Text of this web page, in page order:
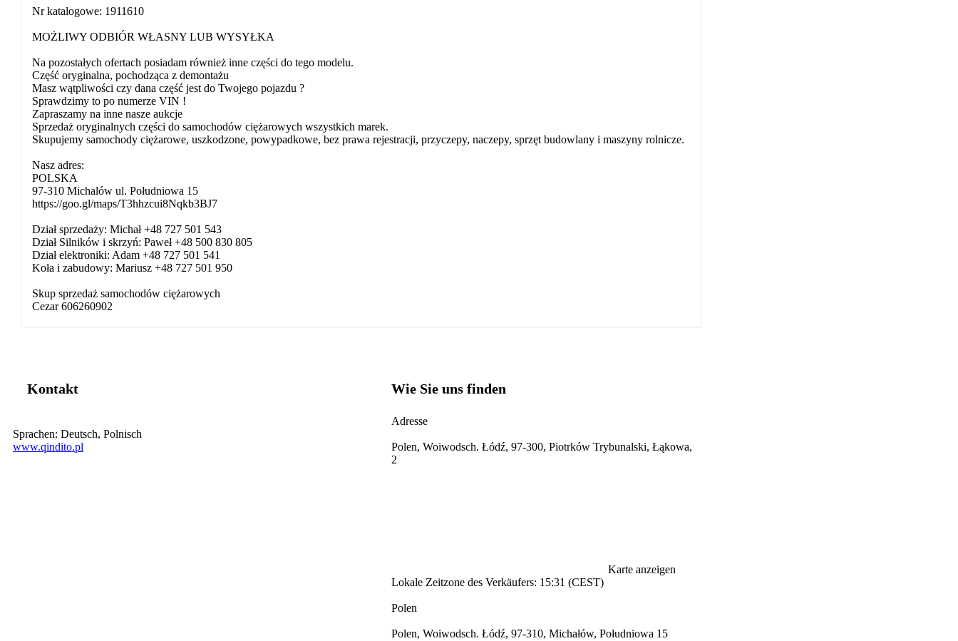
Nr katalogowe: 1911610
MOŻLIWY ODBIÓR WŁASNY LUB WYSYŁKA
Na pozostałych ofertach posiadam również inne części do tego modelu.
Część oryginalna, pochodząca z demontażu
Masz wątpliwości czy dana część jest do Twojego pojazdu ?
Sprawdzimy to po numerze VIN !
Zapraszamy na inne nasze aukcje
Sprzedaż oryginalnych części do samochodów ciężarowych wszystkich marek.
Skupujemy samochody ciężarowe, uszkodzone, powypadkowe, bez prawa rejestracji, przyczepy, naczepy, sprzęt budowlany i maszyny rolnicze.
Nasz adres:
POLSKA
97-310 Michalów ul. Południowa 15
https://goo.gl/maps/T3hhzcui8Nqkb3BJ7
Dział sprzedaży: Michał +48 727 501 543
Dział Silników i skrzyń: Paweł +48 500 830 805
Dział elektroniki: Adam +48 727 501 541
Koła i zabudowy: Mariusz +48 727 501 950
Skup sprzedaż samochodów ciężarowych
Cezar 606260902
Kontakt
Sprachen: Deutsch, Polnisch
www.qindito.pl
Wie Sie uns finden
Adresse
Polen, Woiwodsch. Łódź, 97-300, Piotrków Trybunalski, Łąkowa,
2
Karte anzeigen
Lokale Zeitzone des Verkäufers: 15:31 (CEST)
Polen
Polen, Woiwodsch. Łódź, 97-310, Michałów, Południowa 15